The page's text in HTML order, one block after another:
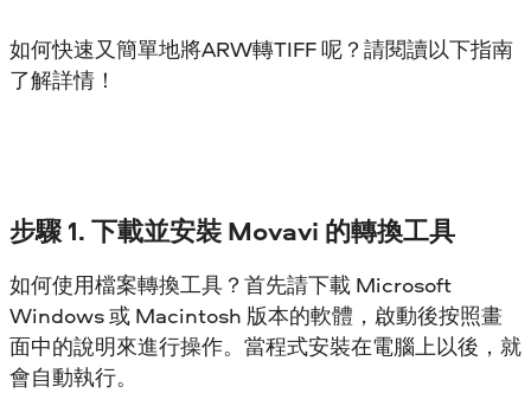
如何快速又簡單地將ARW轉TIFF 呢？請閱讀以下指南
了解詳情！
步驟 1. 下載並安裝 Movavi 的轉換工具
如何使用檔案轉換工具？首先請下載 Microsoft
Windows 或 Macintosh 版本的軟體，啟動後按照畫
面中的說明來進行操作。當程式安裝在電腦上以後，就
會自動執行。